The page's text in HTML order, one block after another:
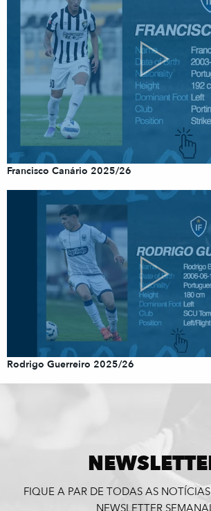
Francisco Canário 2025/26
Rodrigo Guerreiro 2025/26
FIQUE A PAR DE TODAS AS
NEWSLETTER